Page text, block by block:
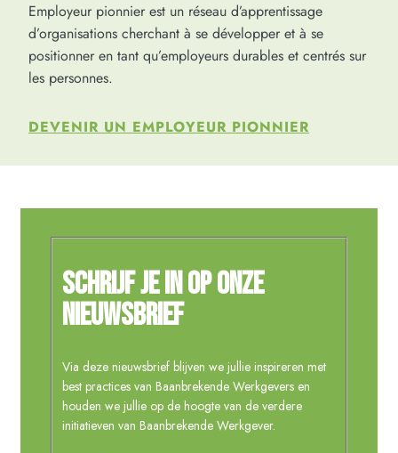
Employeur pionnier est un réseau d’apprentissage
d’organisations cherchant à se développer et à se
positionner en tant qu’employeurs durables et centrés sur
les personnes.
DEVENIR UN EMPLOYEUR PIONNIER